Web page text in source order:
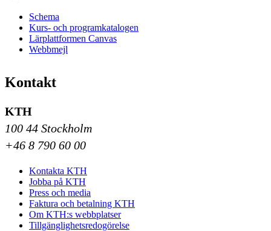
Schema
Kurs- och programkatalogen
Lärplattformen Canvas
Webbmejl
Kontakt
KTH
100 44 Stockholm
+46 8 790 60 00
Kontakta KTH
Jobba på KTH
Press och media
Faktura och betalning KTH
Om KTH:s webbplatser
Tillgänglighetsredogörelse